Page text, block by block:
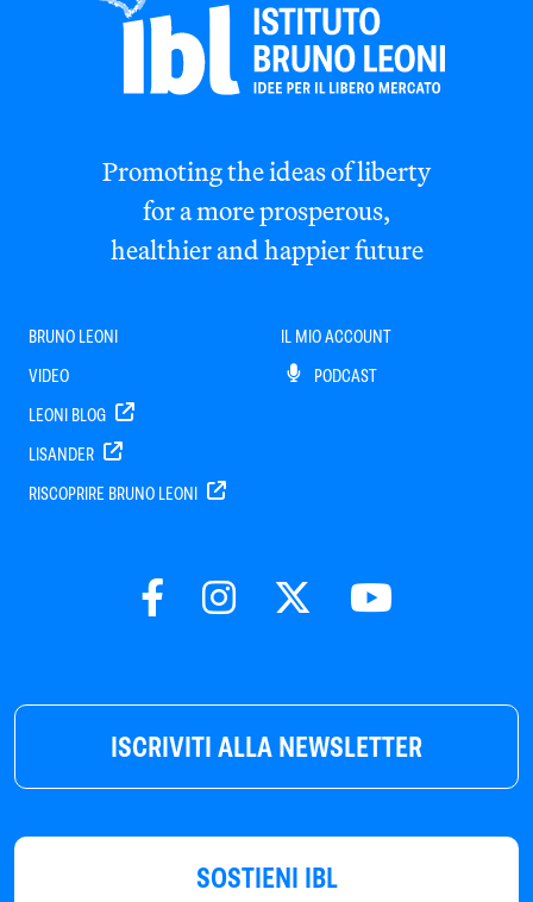
ISCRIVITI ALLA NEWSLETTER
SOSTIENI IBL
Promoting the ideas of liberty
for a more prosperous,
healthier and happier future
BRUNO LEONI
VIDEO
LEONI BLOG
LISANDER
RISCOPRIRE BRUNO LEONI
IL MIO ACCOUNT
PODCAST